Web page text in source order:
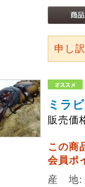
申し
ミラ
販売価
この商
会員ポ
産 地: